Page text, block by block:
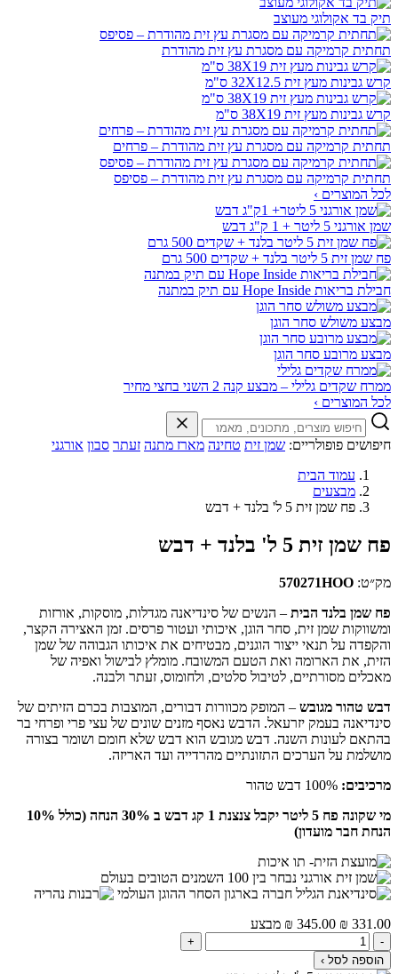
תיק בד אקולוגי מעוצב
תחתית קרמיקה עם מסגרת עץ זית מהודרת
קרש גבינות מעץ זית 32X12.5 ס"מ
קרש גבינות מעץ זית 38X19 ס"מ
תחתית קרמיקה עם מסגרת עץ זית מהודרת – פרחים
תחתית קרמיקה עם מסגרת עץ זית מהודרת – פסיפס
לכל המוצרים ›
שמן אורגני 5 ליטר + 1 ק"ג דבש
פח שמן זית 5 ליטר בלנד + שקדים 500 גרם
חבילת בריאות Hope Inside עם תיק במתנה
מבצע משולש סחר הוגן
מבצע מרובע סחר הוגן
ממרח שקדים גלילי – מבצע קנה 2 השני בחצי מחיר
לכל המוצרים ›
חיפושים פופולריים: שמן זית טחינה מארז מתנה זעתר סבון אורגני
עמוד הבית
מבצעים
פח שמן זית 5 ל' בלנד + דבש
פח שמן זית 5 ל' בלנד + דבש
מק״ט: 570271HOO
פח שמן בלנד הבית – הנשים של סינדיאנה מגדלות, מוסקות, אורזות
ומשווקות שמן זית, סחר הוגן, איכותי ועטור פרסים. זמן האצירה הקצר,
והקפדה על תנאי ייצור הוגנים, מבטיחים את איכותו הגבוהה של שמן
הזית, את הארומה ואת הטעם המשובח. מומלץ לבישול ואפיה של
מאכלים מסורתיים, לטיבול סלטים, ולחומוס, זעתר ולבנה.
דבש טהור מגובש – המופק מכוורות דבורים, המוצבות בכרם הזיתים של
סינדיאנה בעמק יזרעאל. הדבש נאסף מזנים שונים של עצי פרי ופרחי בר
בהתאם לעונות השנה. דבש מגובש הוא דבש שלא חומם ושומר בצורה
מושלמת על הערכים התזונתיים מהרדייה ועד האריזה.
מרכיבים:
מי שקונה פח 5 ליטר יקבל צנצנת 1 קג דבש ב 30% הנחה (כולל 10%
הנחת חבר מועדון)
₪ 345.00‬ ₪ 331.00‬ מבצע
-
+
הוספה לסל ›